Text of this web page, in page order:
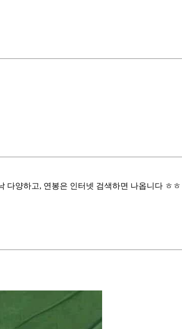
양하고, 연봉은 인터넷 검색하면 나옵니다 ㅎ